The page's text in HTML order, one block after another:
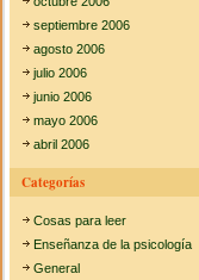
septiembre 2006
agosto 2006
julio 2006
junio 2006
mayo 2006
abril 2006
Categorías
Cosas para leer
Enseñanza de la psicología
General